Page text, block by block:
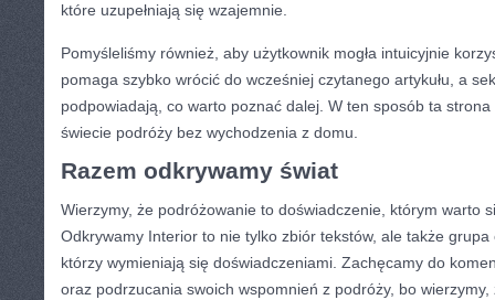
które uzupełniają się wzajemnie.
Pomyśleliśmy również, aby użytkownik mogła intuicyjnie
pomaga szybko wrócić do wcześniej czytanego artykułu, a
podpowiadają, co warto poznać dalej. W ten sposób ta
świecie podróży bez wychodzenia z domu.
Razem odkrywamy świat
Wierzymy, że podróżowanie to doświadczenie, którym warto
Odkrywamy Interior to nie tylko zbiór tekstów, ale także
którzy wymieniają się doświadczeniami. Zachęcamy do
oraz podrzucania swoich wspomnień z podróży, bo